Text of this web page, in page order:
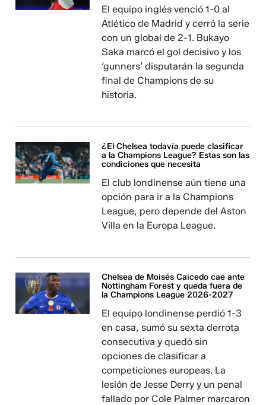
El equipo inglés venció 1-0 al
Atlético de Madrid y cerró la serie
con un global de 2-1. Bukayo
Saka marcó el gol decisivo y los
‘gunners’ disputarán la segunda
final de Champions de su
historia.
¿El Chelsea todavía puede clasificar
a la Champions League? Estas son las
condiciones que necesita
El club londinense aún tiene una
opción para ir a la Champions
League, pero depende del Aston
Villa en la Europa League.
Chelsea de Moisés Caicedo cae ante
Nottingham Forest y queda fuera de
la Champions League 2026-2027
El equipo londinense perdió 1-3
en casa, sumó su sexta derrota
consecutiva y quedó sin
opciones de clasificar a
competiciones europeas. La
lesión de Jesse Derry y un penal
fallado por Cole Palmer marcaron